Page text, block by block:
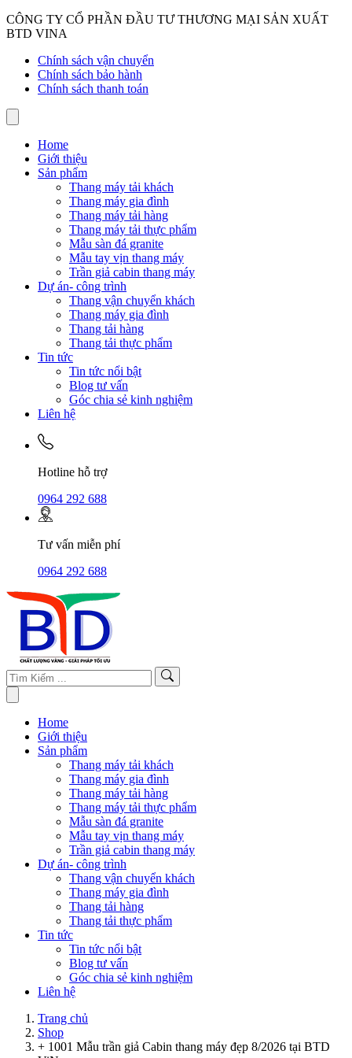
CÔNG TY CỔ PHẦN ĐẦU TƯ THƯƠNG MẠI SẢN XUẤT
BTD VINA
Chính sách vận chuyển
Chính sách bảo hành
Chính sách thanh toán
Home
Giới thiệu
Sản phẩm
Thang máy tải khách
Thang máy gia đình
Thang máy tải hàng
Thang máy tải thực phẩm
Mẫu sàn đá granite
Mẫu tay vịn thang máy
Trần giả cabin thang máy
Dự án- công trình
Thang vận chuyển khách
Thang máy gia đình
Thang tải hàng
Thang tải thực phẩm
Tin tức
Tin tức nổi bật
Blog tư vấn
Góc chia sẻ kinh nghiệm
Liên hệ
Hotline hỗ trợ
0964 292 688
Tư vấn miễn phí
0964 292 688
Home
Giới thiệu
Sản phẩm
Thang máy tải khách
Thang máy gia đình
Thang máy tải hàng
Thang máy tải thực phẩm
Mẫu sàn đá granite
Mẫu tay vịn thang máy
Trần giả cabin thang máy
Dự án- công trình
Thang vận chuyển khách
Thang máy gia đình
Thang tải hàng
Thang tải thực phẩm
Tin tức
Tin tức nổi bật
Blog tư vấn
Góc chia sẻ kinh nghiệm
Liên hệ
Trang chủ
Shop
+ 1001 Mẫu trần giả Cabin thang máy đẹp 8/2026 tại BTD